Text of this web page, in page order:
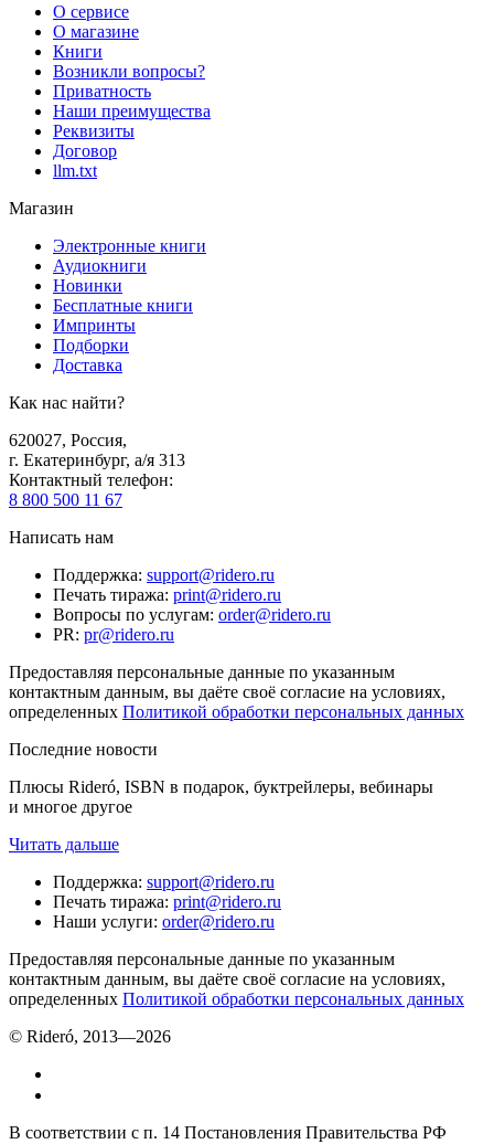
О сервисе
О магазине
Книги
Возникли вопросы?
Приватность
Наши преимущества
Реквизиты
Договор
llm.txt
Магазин
Электронные книги
Аудиокниги
Новинки
Бесплатные книги
Импринты
Подборки
Доставка
Как нас найти?
620027, Россия,
г. Екатеринбург, а/я 313
Контактный телефон:
8 800 500 11 67
Написать нам
Поддержка: support@ridero.ru
Печать тиража: print@ridero.ru
Вопросы по услугам: order@ridero.ru
PR: pr@ridero.ru
Предоставляя персональные данные по указанным
контактным данным, вы даёте своё согласие на условиях,
определенных Политикой обработки персональных данных
Последние новости
Плюсы Rideró, ISBN в подарок, буктрейлеры, вебинары
и многое другое
Читать дальше
Поддержка: support@ridero.ru
Печать тиража: print@ridero.ru
Наши услуги: order@ridero.ru
Предоставляя персональные данные по указанным
контактным данным, вы даёте своё согласие на условиях,
определенных Политикой обработки персональных данных
© Rideró, 2013—2026
В соответствии с п. 14 Постановления Правительства РФ